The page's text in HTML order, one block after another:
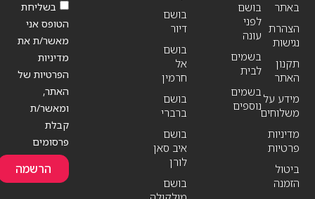
באתר
הצהרת
נגישות
תקנון
האתר
מידע על
משלוחים
מדיניות
פרטיות
ביטול
הזמנה
בושם
לפני
עונה
בשמים
לבית
בשמים
נוספים
בושם
דיור
בושם
אל
חרמין
בושם
ברברי
בושם
איב סאן
לורן
בושם
בשליחת
הטופס אני
מאשר/ת את
מדיניות
הפרטיות של
האתר,
ומאשר/ת
קבלת
פרסומים
הרשמה